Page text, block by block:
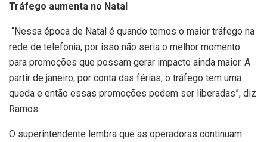
Tráfego aumenta no Natal
“Nessa época de Natal é quando temos o maior tráfego na
rede de telefonia, por isso não seria o melhor momento
para promoções que possam gerar impacto ainda maior. A
partir de janeiro, por conta das férias, o tráfego tem uma
queda e então essas promoções podem ser liberadas”, diz
Ramos.
O superintendente lembra que as operadoras continuam